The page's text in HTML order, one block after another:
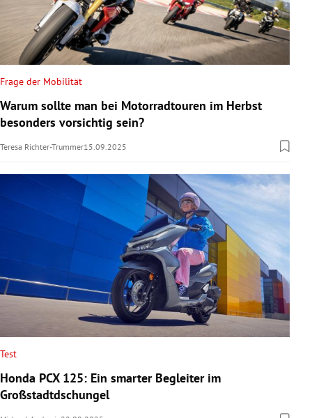
Frage der Mobilität
Warum sollte man bei Motorradtouren im Herbst
besonders vorsichtig sein?
Teresa Richter-Trummer15.09.2025
Test
Honda PCX 125: Ein smarter Begleiter im
Großstadtdschungel